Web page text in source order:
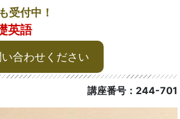
受付中！
英語
合わせください
講座番号：244-701